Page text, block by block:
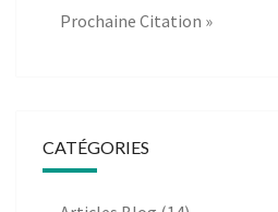
Prochaine Citation »
CATÉGORIES